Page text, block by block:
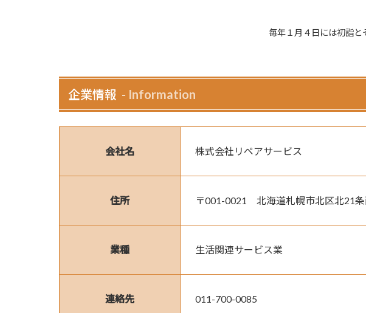
毎年１月４日には初詣と
企業情報 Information
会社名 株式会社リペアサービス
住所 〒001-0021　北海道札幌市北区北21
業種 生活関連サービス業
連絡先 011-700-0085